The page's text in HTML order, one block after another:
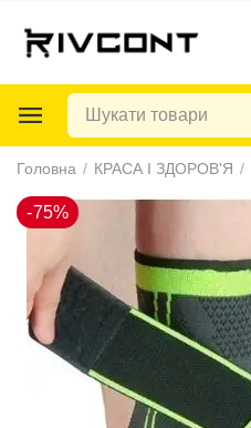
Головна / КРАСА І ЗДОРОВ'Я /